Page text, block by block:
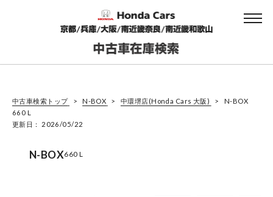
中古車検索トップ N-BOX 中環堺店(Honda Cars 大阪)
N-BOX
660 L
更新日： 2026/05/22
N-BOX660 L